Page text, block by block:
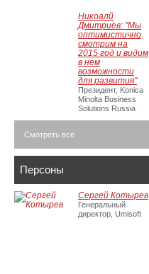
Никоалй
Дмитриев: "Мы
оптимистично
смотрим на
2015 год и видим
в нем
возможности
для развития"
Президент, Konica
Minolta Business
Solutions Russia
Смотреть все
Персоны
Сергей Котырев
Генеральный
директор, Umisoft